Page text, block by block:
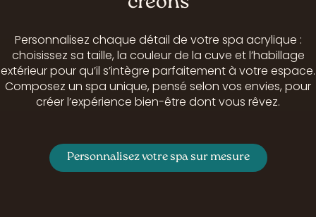
Personnalisez chaque détail de votre spa acrylique :
choisissez sa taille, la couleur de la cuve et l’habillage
extérieur pour qu’il s’intègre parfaitement à votre espace.
Composez un spa unique, pensé selon vos envies, pour
créer l’expérience bien-être dont vous rêvez.
Personnalisez votre spa sur mesure